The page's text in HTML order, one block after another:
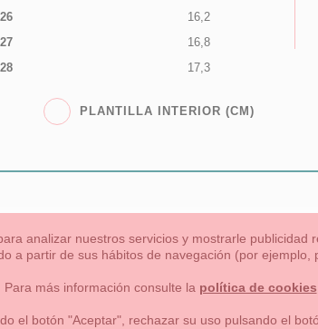
26
16,2
27
16,8
28
17,3
PLANTILLA INTERIOR (CM)
Niño Mamas & Papas NUEVA COLECCION
de pago , política de devoluciones y reembolsos
analizar nuestros servicios y mostrarle publicidad
a partir de sus hábitos de navegación (por ejemplo,
Para más información consulte la política de cookies
el botón "Aceptar", rechazar su uso pulsando el